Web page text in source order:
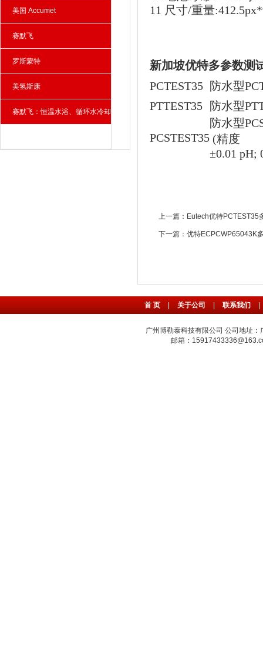
美国 Accumet
赛默飞
罗斯蒙特
美氢斯康
赛默飞：恒温水浴、循环水冷却
11 尺寸/重量
新加坡优特多参数测
PCTEST35 防水型
PTTEST35
防水型
PCSTEST35
防水型
(精度
±0.01 pH;
上一篇： Eutech优特PCTEST35
下一篇： 优特ECPCWP65043K
首 页 关于公司 联系我们
广州博勒泰科技有限公司 公司地址
邮箱：